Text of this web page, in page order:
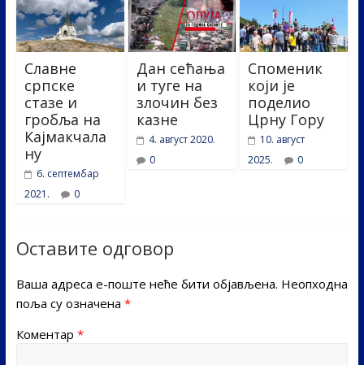
Славне
српске
стазе и
гробља на
Кајмакчала
ну
6. септембар
2021.
0
Дан сећања
и туге на
злочин без
казне
4. август 2020.
0
Споменик
који је
поделио
Црну Гору
10. август
2025.
0
Оставите одговор
Ваша адреса е-поште неће бити објављена. Неопходна
поља су означена *
Коментар *